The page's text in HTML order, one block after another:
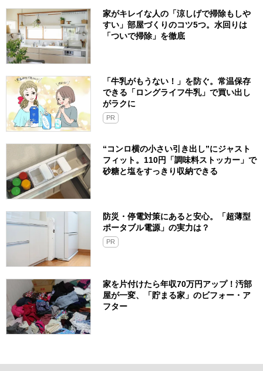
家がキレイな人の「涼しげで掃除もしや
すい」部屋づくりのコツ5つ。水回りは
「ついで掃除」を徹底
「牛乳がもうない！」を防ぐ。常温保存
できる「ロングライフ牛乳」で買い出し
がラクに
PR
“コンロ横の小さい引き出し”にジャスト
フィット。110円「調味料ストッカー」で
砂糖と塩をすっきり収納できる
防災・停電対策にあると安心。「超薄型
ポータブル電源」の実力は？​
PR
家を片付けたら年収70万円アップ！汚部
屋が一変、「貯まる家」のビフォー・ア
フター